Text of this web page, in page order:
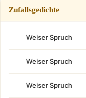
Zufallsgedichte
Weiser Spruch
Weiser Spruch
Weiser Spruch